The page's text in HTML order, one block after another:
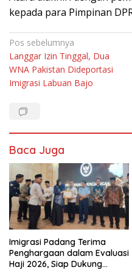
kераdа раrа Pimpinan
Navigasi
pos
Pos sebelumnya
Langgar Izin Tinggal, Dua
WNA Pakistan Dideportasi
Imigrasi Labuan Bajo
Baca Juga
Imigrasi Padang Terima
Penghargaan dalam Evaluasi
Haji 2026, Siap Dukung